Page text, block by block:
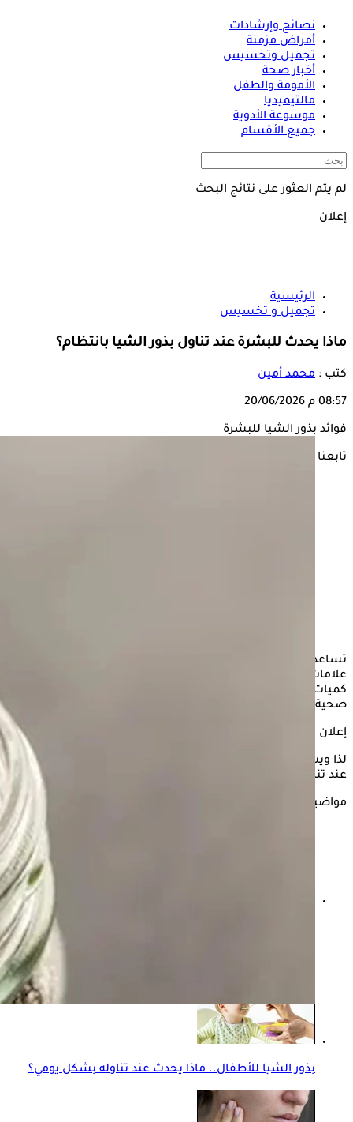
نصائح وإرشادات
أمراض مزمنة
تجميل وتخسيس
أخبار صحة
الأمومة والطفل
مالتيميديا
موسوعة الأدوية
جميع الأقسام
لم يتم العثور على نتائج البحث
إعلان
الرئيسية
تجميل و تخسيس
ماذا يحدث للبشرة عند تناول بذور الشيا بانتظام؟
كتب : محمد أمين
08:57 م 20/06/2026
فوائد بذور الشيا للبشرة
تابعنا على
تساعد بذور
علامات الشيخوخة الظاهرة، وتحسين صحة الجلد، وقد يؤدي تناول
كميات مفرطة من
صحية مثل اضطرابات الجهاز الهضمي.
إعلان
لذا ويستعرض "الكونسلتو" في السطور التالية، ماذا يحدث للبشرة
عند تناول بذور الشيا بانتظام؟ بحسب "verywellhealth".
مواضيع ذات صلة
تساعد في استقرار مستوى السكر في الدم.. تناول بذور
بذور الشيا للأطفال.. ماذا يحدث عند تناوله بشكل يومي؟